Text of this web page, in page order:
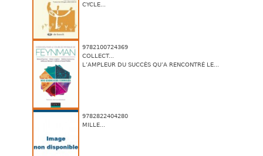
CYCLE...
9782100724369
COLLECT...
L’AMPLEUR DU SUCCÈS QU’A RENCONTRÉ LE...
9782822404280
MILLE...